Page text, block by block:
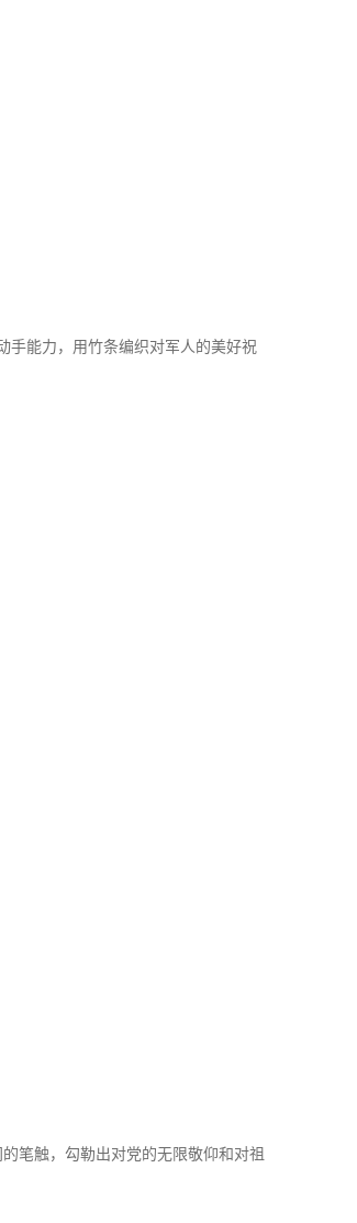
手能力，用竹条编织对军人的美好祝
笔触，勾勒出对党的无限敬仰和对祖